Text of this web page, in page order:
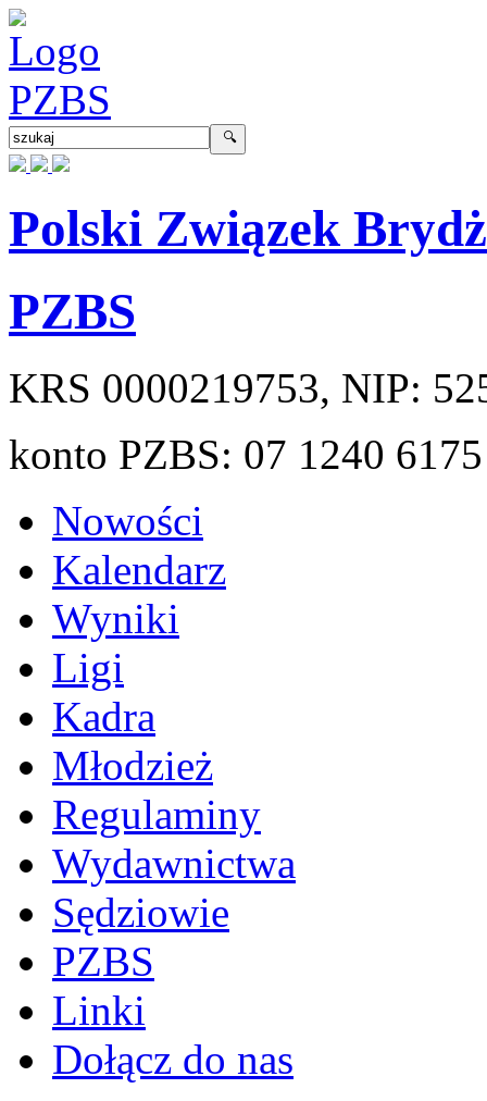
Polski Związek
PZBS
KRS 0000219753, NIP:
konto PZBS: 07 1240
Nowości
Kalendarz
Wyniki
Ligi
Kadra
Młodzież
Regulaminy
Wydawnictwa
Sędziowie
PZBS
Linki
Dołącz do nas